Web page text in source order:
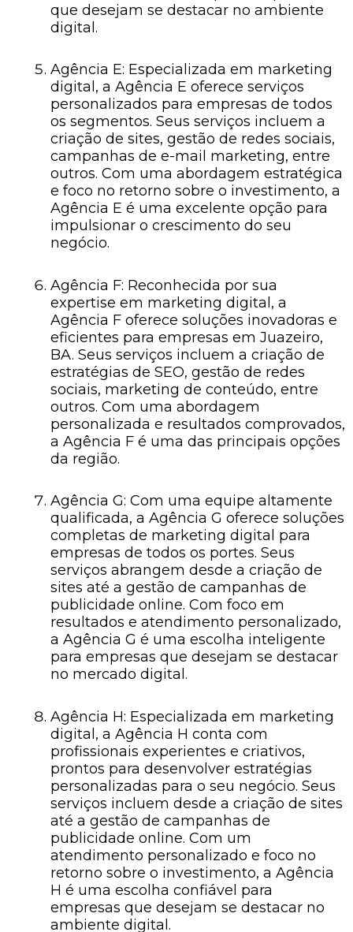
que desejam se destacar no ambiente
digital.
Agência E: Especializada em marketing
digital, a Agência E oferece serviços
personalizados para empresas de todos
os segmentos. Seus serviços incluem a
criação de sites, gestão de redes sociais,
campanhas de e-mail marketing, entre
outros. Com uma abordagem estratégica
e foco no retorno sobre o investimento, a
Agência E é uma excelente opção para
impulsionar o crescimento do seu
negócio.
Agência F: Reconhecida por sua
expertise em marketing digital, a
Agência F oferece soluções inovadoras e
eficientes para empresas em Juazeiro,
BA. Seus serviços incluem a criação de
estratégias de SEO, gestão de redes
sociais, marketing de conteúdo, entre
outros. Com uma abordagem
personalizada e resultados comprovados,
a Agência F é uma das principais opções
da região.
Agência G: Com uma equipe altamente
qualificada, a Agência G oferece soluções
completas de marketing digital para
empresas de todos os portes. Seus
serviços abrangem desde a criação de
sites até a gestão de campanhas de
publicidade online. Com foco em
resultados e atendimento personalizado,
a Agência G é uma escolha inteligente
para empresas que desejam se destacar
no mercado digital.
Agência H: Especializada em marketing
digital, a Agência H conta com
profissionais experientes e criativos,
prontos para desenvolver estratégias
personalizadas para o seu negócio. Seus
serviços incluem desde a criação de sites
até a gestão de campanhas de
publicidade online. Com um
atendimento personalizado e foco no
retorno sobre o investimento, a Agência
H é uma escolha confiável para
empresas que desejam se destacar no
ambiente digital.